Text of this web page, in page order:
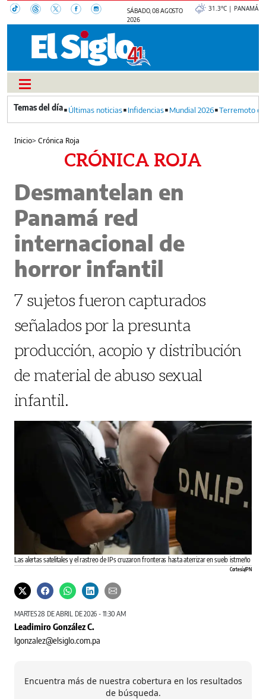
SÁBADO, 08 AGOSTO
2026
31.3°C | PANAMÁ
Últimas noticias Infidencias Mundial 2026 Terremoto
Inicio>Crónica Roja
CRÓNICA ROJA
Desmantelan en
Panamá red
internacional de
horror infantil
7 sujetos fueron capturados
señalados por la presunta
producción, acopio y distribución
de material de abuso sexual
infantil.
Las alertas satelitales y el rastreo de IPs cruzaron fronteras hasta aterrizar en suelo istmeño
Cortesía/PN
MARTES 28 DE ABRIL DE 2026 - 11:30 AM
Leadimiro González C.
lgonzalez@elsiglo.com.pa
Encuentra más de nuestra cobertura en los resultados
de búsqueda.